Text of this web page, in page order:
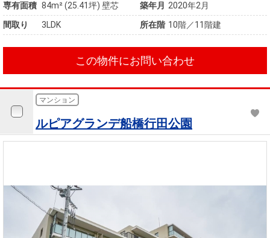
専有面積 84m²(25.41坪) 壁芯 築年月 2020年2月
間取り
3LDK 所在階 10階／11階建
この物件にお問い合わせ
マンション
ルピアグランデ船橋行田公園